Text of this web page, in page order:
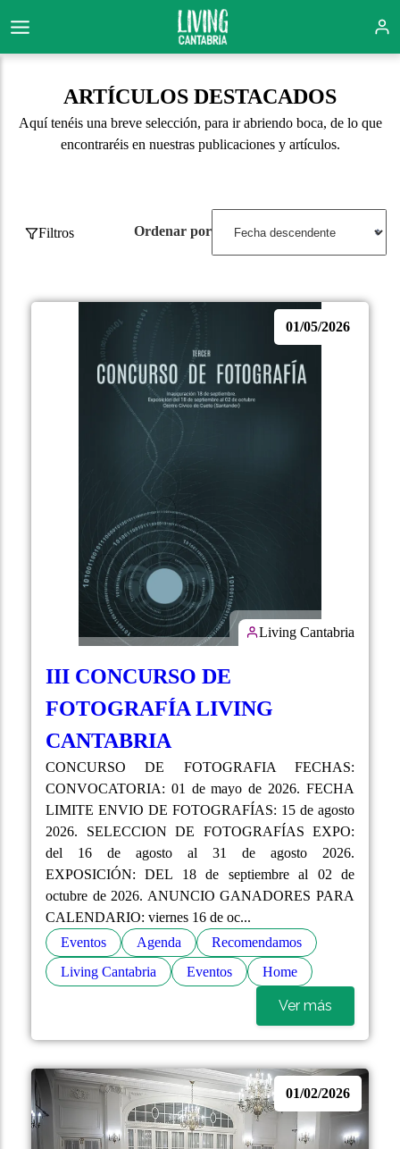
ARTÍCULOS DESTACADOS
Aquí tenéis una breve selección, para ir abriendo boca, de lo que
encontraréis en nuestras publicaciones y artículos.
Ordenar por
Filtros
01/05/2026
Living Cantabria
III CONCURSO DE
FOTOGRAFÍA LIVING
CANTABRIA
CONCURSO DE FOTOGRAFIA FECHAS:
CONVOCATORIA: 01 de mayo de 2026. FECHA
LIMITE ENVIO DE FOTOGRAFÍAS: 15 de agosto
2026. SELECCION DE FOTOGRAFÍAS EXPO:
del 16 de agosto al 31 de agosto 2026.
EXPOSICIÓN: DEL 18 de septiembre al 02 de
octubre de 2026. ANUNCIO GANADORES PARA
CALENDARIO: viernes 16 de oc...
Eventos
Agenda
Recomendamos
Living Cantabria
Eventos Home
Ver más
01/02/2026